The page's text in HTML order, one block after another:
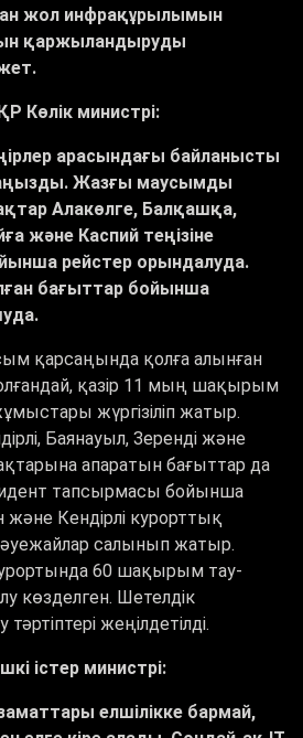
жол инфрақұрылымын
қаржыландыруды
Көлік министрі:
арасындағы байланысты
Жазғы маусымды
Алакөлге, Балқашқа,
және Каспий теңізіне
рейстер орындалуда.
бағыттар бойынша
қарсаңында қолға алынған
қазір 11 мың шақырым
жүргізіліп жатыр.
Баянауыл, Зеренді және
апаратын бағыттар да
тапсырмасы бойынша
және Кендірлі курорттық
салынып жатыр.
60 шақырым тау-
көзделген. Шетелдік
жеңілдетілді.
істер министрі:
елшілікке бармай,